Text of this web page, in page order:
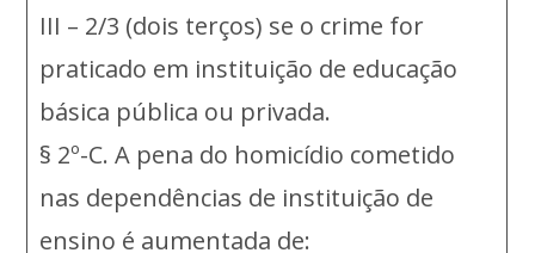
III – 2/3 (dois terços) se o crime for
praticado em instituição de educação
básica pública ou privada.
§ 2º-C. A pena do homicídio cometido
nas dependências de instituição de
ensino é aumentada de: